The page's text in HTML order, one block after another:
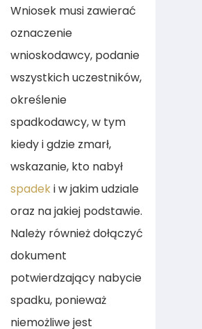
Wniosek musi zawierać
oznaczenie
wnioskodawcy, podanie
wszystkich uczestników,
określenie
spadkodawcy, w tym
kiedy i gdzie zmarł,
wskazanie, kto nabył
spadeki w jakim udziale
oraz na jakiej podstawie.
Należy również dołączyć
dokument
potwierdzający nabycie
spadku, ponieważ
niemożliwe jest